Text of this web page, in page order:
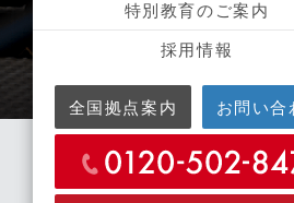
特別教育のご案内
採用情報
全国拠点案内 お問い合